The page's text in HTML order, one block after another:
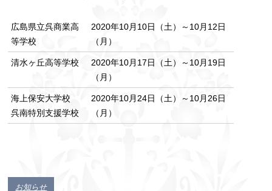
広島県立呉商業高
等学校
2020年10月10日（土）～10月12日
（月）
清水ヶ丘高等学校
2020年10月17日（土）～10月19日
（月）
海上保安大学校
呉南特別支援学校
2020年10月24日（土）～10月26日
（月）
お知らせ